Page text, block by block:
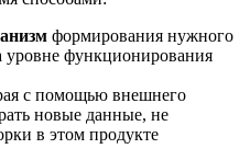
формирования нужного
уровне функционирования
с помощью внешнего
новые данные, не
в этом продукте